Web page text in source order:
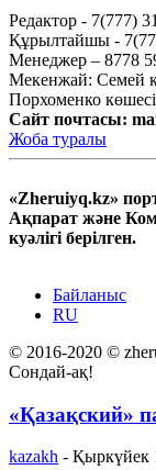
Редактор - 7(777)
Құрылтайшы -
Менеджер – 8778
Мекенжай: Семей
Порхоменко
Сайт почтасы:
Жоба туралы
«Zheruiyq.kz»
Ақпарат және
куәлігі берілген.
Байланыс
RU
© 2016-2020 ©
Сондай-ақ!
«Қазақский»
kazakh - Қыркүйек